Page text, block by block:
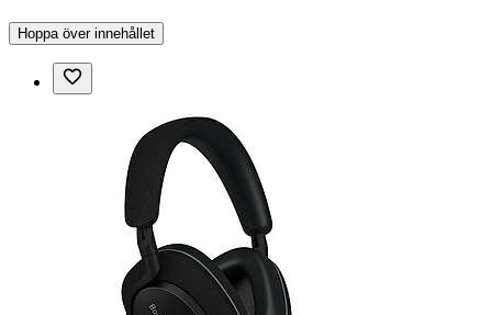
Hoppa över innehållet